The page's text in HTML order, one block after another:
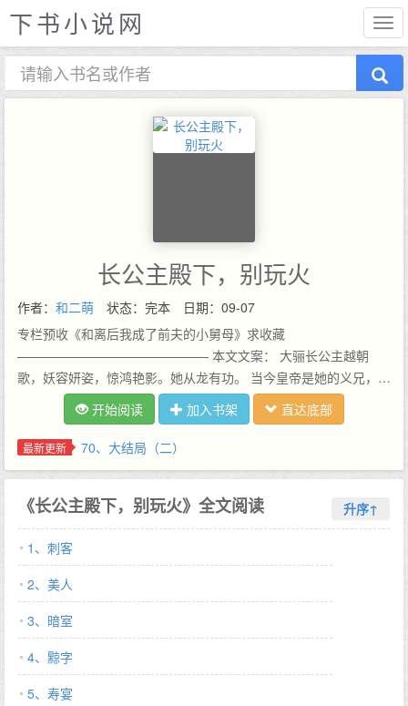
下书小说网
长公主殿下，别玩火
作者： 和二萌 状态：完本
日期：09-07
专栏预收《和离后我成了前夫的小舅母》求收藏
——————————————— 本文文案： 大骊长公主越朝
歌，妖容妍姿，惊鸿艳影。她从龙有功。 当今皇帝是她的义兄，对
她千娇百宠，予取予求。 她有足够的资本骄横跋扈，恣睢招摇。
送到她府上的玉器非上等成色，她扬鞭尽毁; 桌上膳食稍不适口，
她棍杖赐庖厨; 入幕之宾不是容色身段俱佳，她贬其为浣衣奴; 树大
手，身量悍利，气度沉凉。但他频频失手。 那小兄弟第一回做任
务，越朝歌在洗澡，温池之上水雾氤氲，妖娆一眼望过来。 小兄弟
脸红至耳根，越朝歌有了生机; 第二回，越朝歌在睡觉，香肩半
露，花容半掩，他手指一抖，飞镖钉到床头梨花木上。 笃地一声，
越朝歌醒了。 第三回，越朝歌倚在软枕上等他，红唇轻启，如妖祸
国。小弟弟，你拼命想杀我的样子真好看。 后来龙床之上，她哑声
求饶。 越萧气息沉律，恨恨咬住她红透了的耳垂:大姐姐，我拼命
的样子，好看吗? {请仔细看以下排雷啊宝们！】 1.年下，姐弟
恋，女比男大2岁; 2.男主微病娇; 3.本文SC； 4.其他想到再补充
开始阅读 加入书架 直达底部
最新更新 70、大结局（二）
《长公主殿下，别玩火》全文阅读 升序↑
1、刺客
2、美人
3、暗室
4、黥字
5、寿宴